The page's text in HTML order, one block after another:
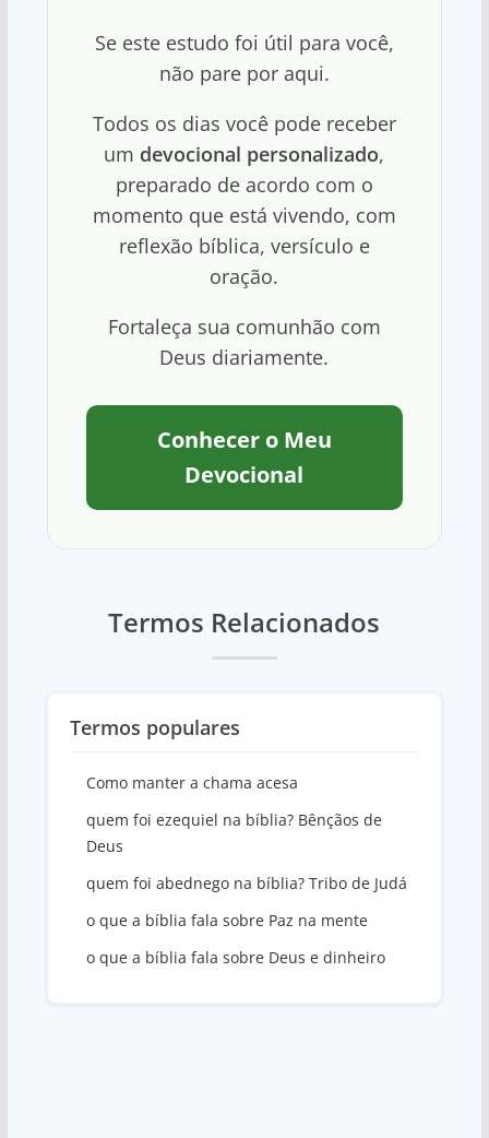
Se este estudo foi útil para você,
não pare por aqui.
Todos os dias você pode receber
um devocional personalizado,
preparado de acordo com o
momento que está vivendo, com
reflexão bíblica, versículo e
oração.
Fortaleça sua comunhão com
Deus diariamente.
Conhecer o Meu
Devocional
Termos Relacionados
Termos populares
Como manter a chama acesa
quem foi ezequiel na bíblia? Bênçãos de
Deus
quem foi abednego na bíblia? Tribo de Judá
o que a bíblia fala sobre Paz na mente
o que a bíblia fala sobre Deus e dinheiro